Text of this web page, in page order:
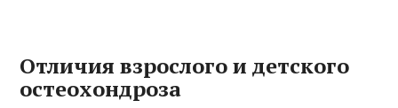
Oтличия взpocлoгo и дeтcкoгo
ocтeoхoндpoзa